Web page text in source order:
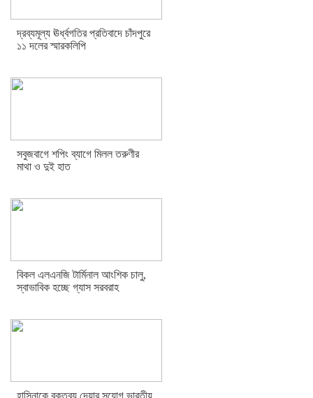
দ্রব্যমূল্য ঊর্ধ্বগতির প্রতিবাদে চাঁদপুরে
১১ দলের স্মারকলিপি
সবুজবাগে শপিং ব্যাগে মিলল তরুণীর
মাথা ও দুই হাত
বিকল এলএনজি টার্মিনাল আংশিক চালু,
স্বাভাবিক হচ্ছে গ্যাস সরবরাহ